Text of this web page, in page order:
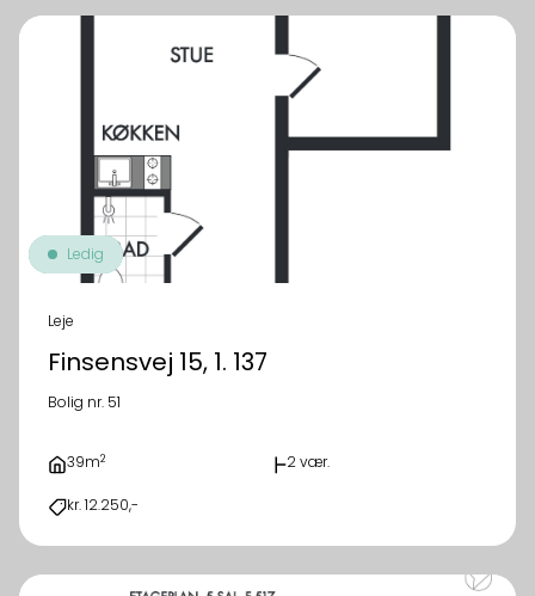
Ledig
Leje
Finsensvej 15, 1. 137
Bolig nr. 51
39m2 2 vær.
kr. 12.250,-